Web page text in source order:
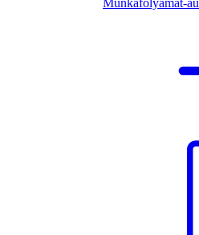
Munkafolyamat-